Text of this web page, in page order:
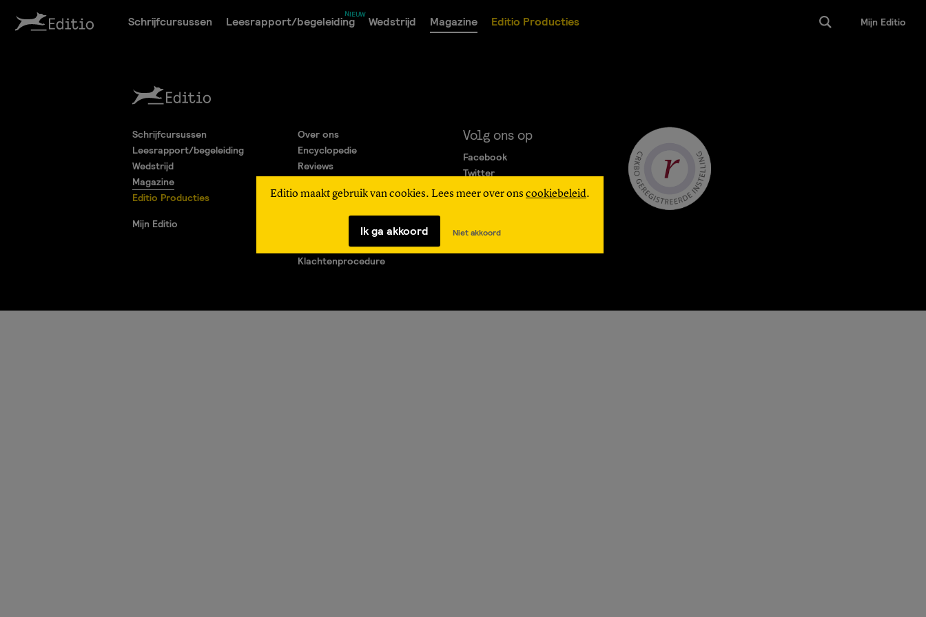
Schrijfcursussen Leesrapport/begeleiding Wedstrijd Magazine Editio Producties Mijn Editio
Editio maakt gebruik van cookies. Lees meer over ons cookiebeleid.
Ik ga akkoord Niet akkoord
Schrijfcursussen
Leesrapport/begeleiding
Wedstrijd
Magazine
Editio Producties
Mijn Editio
Over ons
Encyclopedie
Reviews
Algemene Voorwaarden
Privacy Statement
Vragen & Contact
Klachtenprocedure
Volg ons op
Facebook
Twitter
Instagram